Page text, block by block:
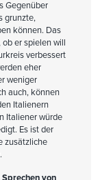
Gegenüber
grunzte,
können. Das
er spielen will
verbessert
eher
weniger
auch, können
Italienern
Italiener würde
Es ist der
zusätzliche